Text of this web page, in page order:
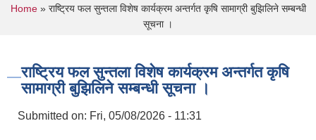
You are here
Home» राष्ट्रिय फल सुन्तला विशेष कार्यक्रम अन्तर्गत कृषि सामाग्री बुझिलिने सम्बन्धी
सूचना ।
राष्ट्रिय फल सुन्तला विशेष कार्यक्रम अन्तर्गत कृषि
सामाग्री बुझिलिने सम्बन्धी सूचना ।
Submitted on: Fri, 05/08/2026 - 11:31